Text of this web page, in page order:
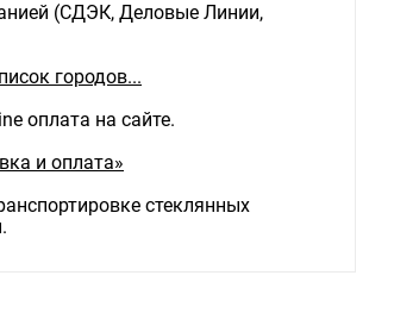
(СДЭК, Деловые Линии,
городов...
оплата на сайте.
и оплата»
стеклянных